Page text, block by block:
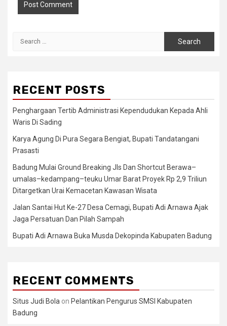
RECENT POSTS
Penghargaan Tertib Administrasi Kependudukan Kepada Ahli
Waris Di Sading
Karya Agung Di Pura Segara Bengiat, Bupati Tandatangani
Prasasti
Badung Mulai Ground Breaking Jls Dan Shortcut Berawa–
umalas–kedampang–teuku Umar Barat Proyek Rp 2,9 Triliun
Ditargetkan Urai Kemacetan Kawasan Wisata
Jalan Santai Hut Ke-27 Desa Cemagi, Bupati Adi Arnawa Ajak
Jaga Persatuan Dan Pilah Sampah
Bupati Adi Arnawa Buka Musda Dekopinda Kabupaten Badung
RECENT COMMENTS
Situs Judi Bola on Pelantikan Pengurus SMSI Kabupaten
Badung